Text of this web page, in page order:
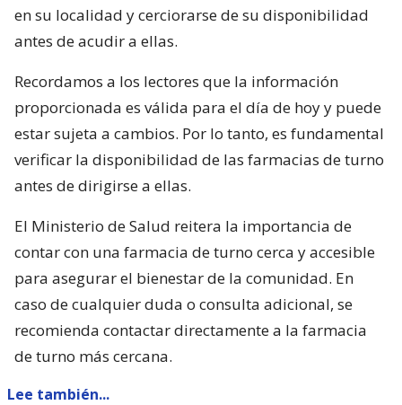
en su localidad y cerciorarse de su disponibilidad
antes de acudir a ellas.
Recordamos a los lectores que la información
proporcionada es válida para el día de hoy y puede
estar sujeta a cambios. Por lo tanto, es fundamental
verificar la disponibilidad de las farmacias de turno
antes de dirigirse a ellas.
El Ministerio de Salud reitera la importancia de
contar con una farmacia de turno cerca y accesible
para asegurar el bienestar de la comunidad. En
caso de cualquier duda o consulta adicional, se
recomienda contactar directamente a la farmacia
de turno más cercana.
Lee también...